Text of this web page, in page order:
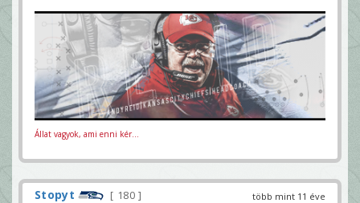
Állat vagyok, ami enni kér...
több mint 11 éve
Stopyt 180